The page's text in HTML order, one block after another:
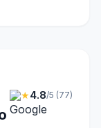
★4.8/5 (77)